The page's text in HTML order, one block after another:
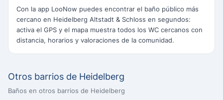
Con la app LooNow puedes encontrar el baño público más
cercano en Heidelberg Altstadt & Schloss en segundos:
activa el GPS y el mapa muestra todos los WC cercanos con
distancia, horarios y valoraciones de la comunidad.
Otros barrios de Heidelberg
Baños en otros barrios de Heidelberg